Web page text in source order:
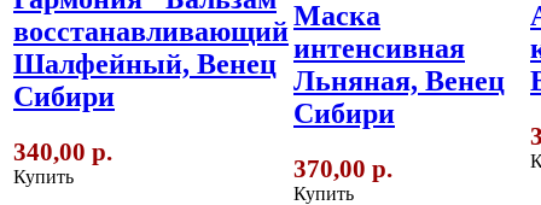
восстанавливающий
Шалфейный, Венец
Сибири
340,00 р.
Купить
Маска
интенсивная
Льняная, Венец
Сибири
370,00 р.
Купить